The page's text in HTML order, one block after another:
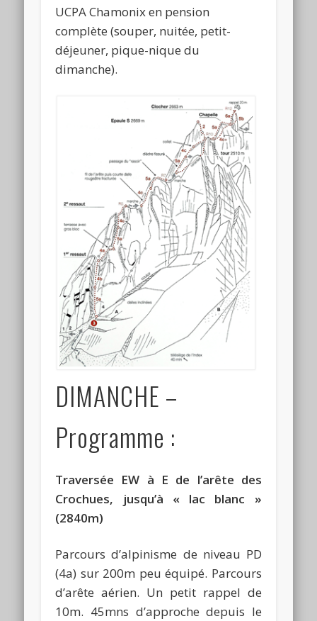
UCPA Chamonix en pension
complète (souper, nuitée, petit-
déjeuner, pique-nique du
dimanche).
DIMANCHE –
Programme :
Traversée EW à E de l’arête des
Crochues, jusqu’à « lac blanc »
(2840m)
Parcours d’alpinisme de niveau PD
(4a) sur 200m peu équipé. Parcours
d’arête aérien. Un petit rappel de
10m. 45mns d’approche depuis le